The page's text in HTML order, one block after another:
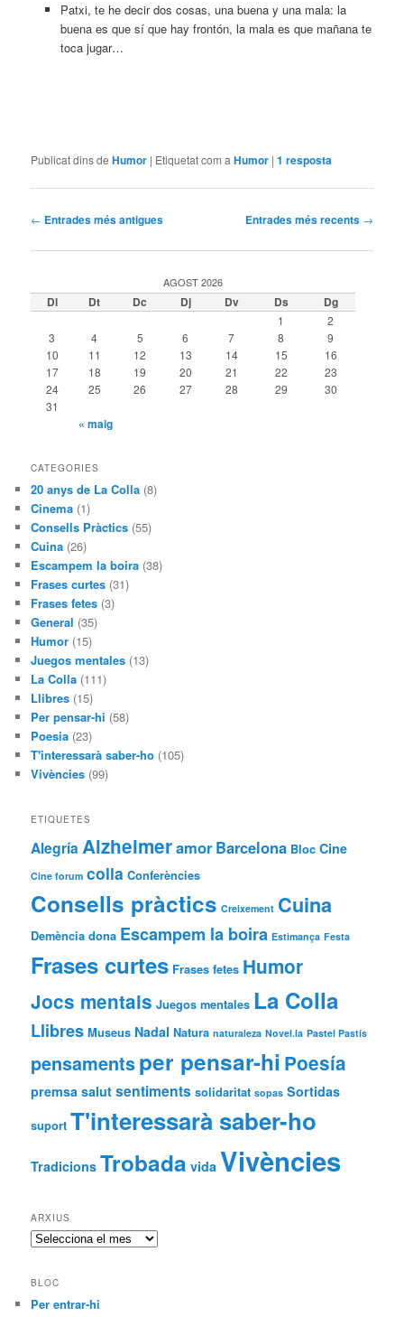
Patxi, te he decir dos cosas, una buena y una mala: la
buena es que sí que hay frontón, la mala es que mañana te
toca jugar…
Publicat dins de Humor | Etiquetat com aHumor |1 resposta
Navegació
les
← Entrades més antigues Entrades més recents →
AGOST 2026
Dl Dt Dc Dj Dv Ds Dg
1
2
3
4 5 6 7 8
9
10
11 12 13 14 15
16
17
18 19 20 21 22
23
24
25 26 27 28 29
30
31
« maig
CATEGORIES
20 anys de La Colla (8)
Cinema (1)
Consells Pràctics (55)
Cuina (26)
Escampem la boira (38)
Frases curtes (31)
Frases fetes (3)
General (35)
Humor (15)
Juegos mentales (13)
La Colla (111)
Llibres (15)
Per pensar-hi (58)
Poesia (23)
T'interessarà saber-ho (105)
Vivències (99)
ETIQUETES
Alegría Alzheimeramor Barcelona Bloc Cine
Cine forum colla Conferències
Consells pràctics Creixement Cuina
Demència dona Escampem la boira Estimança Festa
Frases curtes Frases fetes Humor
Jocs mentals Juegos mentales La Colla
Llibres Museus Nadal Natura naturaleza Novel.la Pastel Pastís
pensamentsper pensar-hi Poesía
premsa salut sentiments solidaritat sopas Sortidas
suport T'interessarà saber-ho
Tradicions Trobada vida Vivències
ARXIUS
Arxius
BLOC
Per entrar-hi